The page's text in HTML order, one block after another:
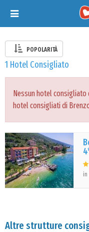
Toggle
navigation
POPOLARITÀ
1 Hotel Consigliato
Nessun hotel consigliato
hotel consigliati di
in
Altre strutture